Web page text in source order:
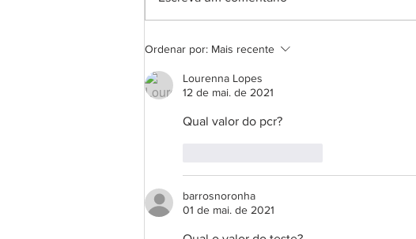
DNA Center inaugura
unidade em Macau e chega
à 11ª franquia no Rio
Grande do Norte
Ordenar por: Mais recente
Lourenna Lopes
12 de mai. de 2021
Qual valor do pcr?
barrosnoronha
01 de mai. de 2021